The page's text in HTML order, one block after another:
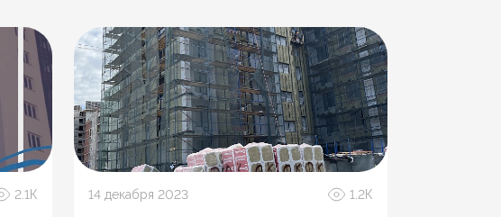
2.1К 14 декабря 2023 1.2К